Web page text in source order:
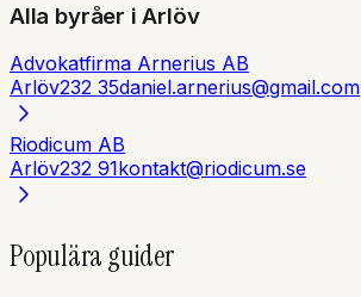
Alla byråer iArlöv
Advokatfirma Arnerius AB
Arlöv232 35daniel.arnerius@gmail.com
Riodicum AB
Arlöv232 91kontakt@riodicum.se
Populära guider